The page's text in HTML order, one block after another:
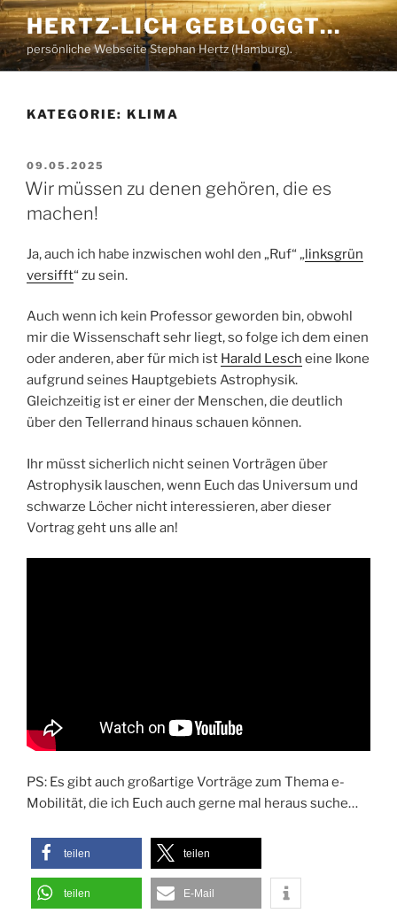
Zum
Inhalt
springen
HERTZ-LICH GEBLOGGT…
persönliche Webseite Stephan Hertz (Hamburg).
KATEGORIE: KLIMA
VERÖFFENTLICHT
AM
09.05.2025
Wir müssen zu denen gehören, die es
machen!
Ja, auch ich habe inzwischen wohl den „Ruf“ „linksgrün
versifft“ zu sein.
Auch wenn ich kein Professor geworden bin, obwohl
mir die Wissenschaft sehr liegt, so folge ich dem einen
oder anderen, aber für mich ist Harald Lesch eine Ikone
aufgrund seines Hauptgebiets Astrophysik.
Gleichzeitig ist er einer der Menschen, die deutlich
über den Tellerrand hinaus schauen können.
Ihr müsst sicherlich nicht seinen Vorträgen über
Astrophysik lauschen, wenn Euch das Universum und
schwarze Löcher nicht interessieren, aber dieser
Vortrag geht uns alle an!
PS: Es gibt auch großartige Vorträge zum Thema e-
Mobilität, die ich Euch auch gerne mal heraus suche…
teilen teilen
teilen E-Mail